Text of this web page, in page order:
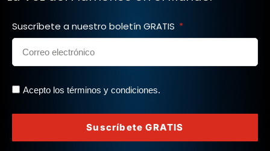
Suscríbete a nuestro boletín GRATIS
Acepto los términos y condiciones.
Suscríbete GRATIS